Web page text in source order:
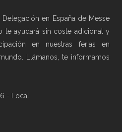
en España de Messe
te ayudará sin coste adicional y
en nuestras ferias en
Llámanos, te informamos
- Local